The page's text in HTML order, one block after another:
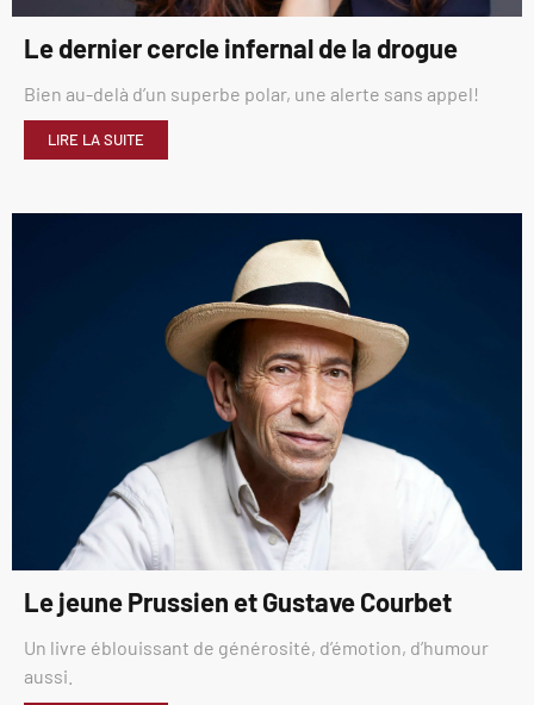
Le dernier cercle infernal de la drogue
Bien au-delà d’un superbe polar, une alerte sans appel!
LIRE LA SUITE
Le jeune Prussien et Gustave Courbet
Un livre éblouissant de générosité, d’émotion, d’humour
aussi.